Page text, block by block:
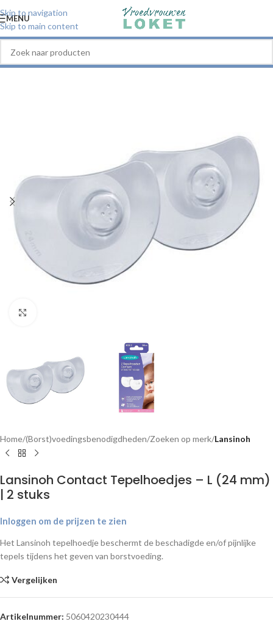
Skip to navigation
Skip to main content
MENU
Home (Borst)voedingsbenodigdheden Zoeken op merk Lansinoh
Lansinoh Contact Tepelhoedjes – L (24 mm)
| 2 stuks
Inloggen om de prijzen te zien
Het Lansinoh tepelhoedje beschermt de beschadigde en/of pijnlijke
tepels tijdens het geven van borstvoeding.
Vergelijken
Artikelnummer: 5060420230444